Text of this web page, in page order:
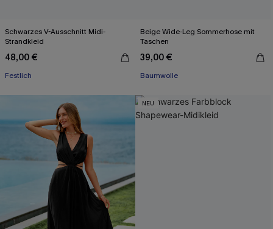
Schwarzes V-Ausschnitt Midi-
Strandkleid
48,00 €
Festlich
Beige Wide-Leg Sommerhose mit
Taschen
39,00 €
Baumwolle
NEU